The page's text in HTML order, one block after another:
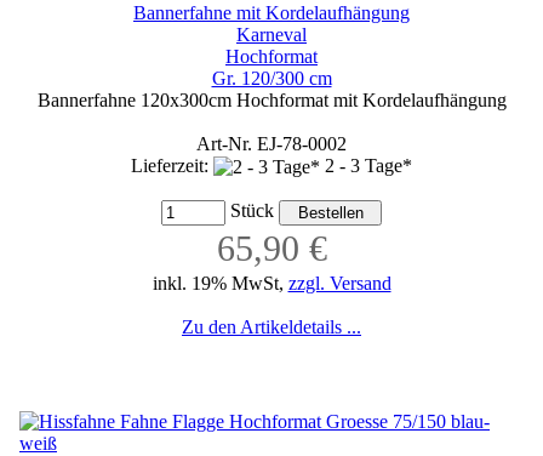
Bannerfahne mit Kordelaufhängung
Karneval
Hochformat
Gr. 120/300 cm
Bannerfahne 120x300cm Hochformat mit Kordelaufhängung
Art-Nr. EJ-78-0002
Lieferzeit:
2 - 3 Tage*
Stück
65,90 €
inkl. 19% MwSt, zzgl. Versand
Zu den Artikeldetails ...